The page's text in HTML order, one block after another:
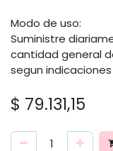
Modo de uso:
Suministre
cantidad general
segun
$ 79.131,15